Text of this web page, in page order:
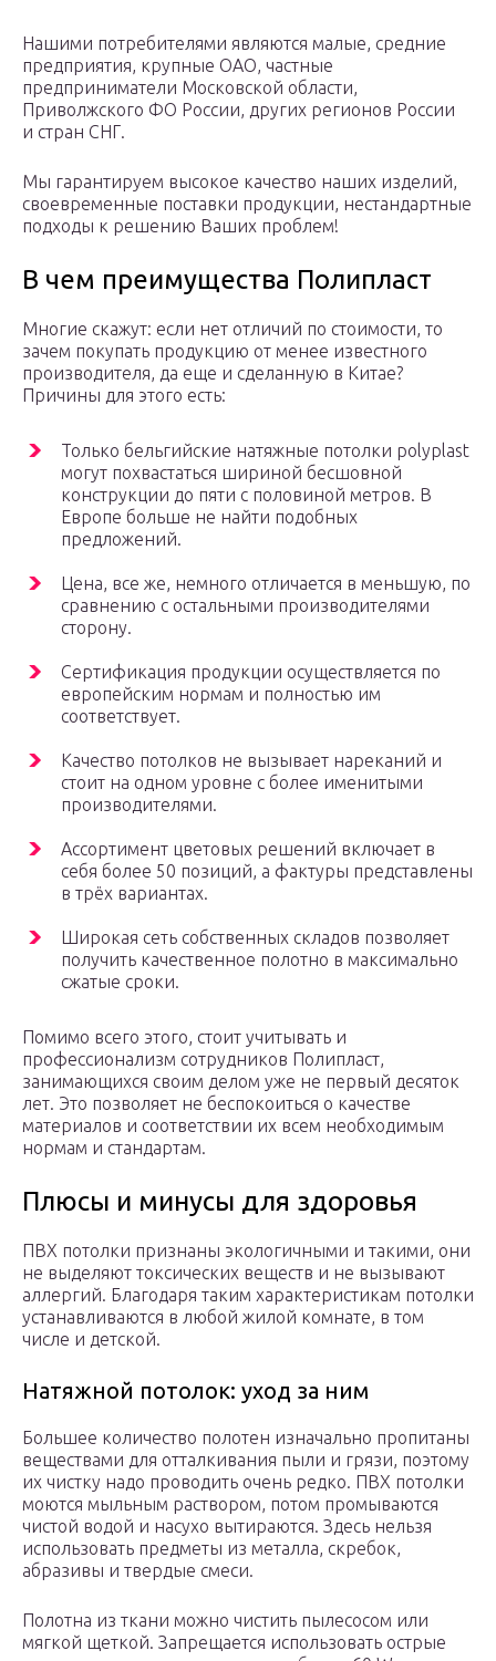
Нашими потребителями являются малые, средние
предприятия, крупные ОАО, частные
предприниматели Московской области,
Приволжского ФО России, других регионов России
и стран СНГ.
Мы гарантируем высокое качество наших изделий,
своевременные поставки продукции, нестандартные
подходы к решению Ваших проблем!
В чем преимущества Полипласт
Многие скажут: если нет отличий по стоимости, то
зачем покупать продукцию от менее известного
производителя, да еще и сделанную в Китае?
Причины для этого есть:
Только бельгийские натяжные потолки polyplast
могут похвастаться шириной бесшовной
конструкции до пяти с половиной метров. В
Европе больше не найти подобных
предложений.
Цена, все же, немного отличается в меньшую, по
сравнению с остальными производителями
сторону.
Сертификация продукции осуществляется по
европейским нормам и полностью им
соответствует.
Качество потолков не вызывает нареканий и
стоит на одном уровне с более именитыми
производителями.
Ассортимент цветовых решений включает в
себя более 50 позиций, а фактуры представлены
в трёх вариантах.
Широкая сеть собственных складов позволяет
получить качественное полотно в максимально
сжатые сроки.
Помимо всего этого, стоит учитывать и
профессионализм сотрудников Полипласт,
занимающихся своим делом уже не первый десяток
лет. Это позволяет не беспокоиться о качестве
материалов и соответствии их всем необходимым
нормам и стандартам.
Плюсы и минусы для здоровья
ПВХ потолки признаны экологичными и такими, они
не выделяют токсических веществ и не вызывают
аллергий. Благодаря таким характеристикам потолки
устанавливаются в любой жилой комнате, в том
числе и детской.
Натяжной потолок: уход за ним
Большее количество полотен изначально пропитаны
веществами для отталкивания пыли и грязи, поэтому
их чистку надо проводить очень редко. ПВХ потолки
моются мыльным раствором, потом промываются
чистой водой и насухо вытираются. Здесь нельзя
использовать предметы из металла, скребок,
абразивы и твердые смеси.
Полотна из ткани можно чистить пылесосом или
мягкой щеткой. Запрещается использовать острые